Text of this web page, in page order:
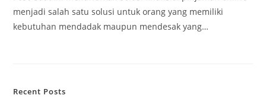
menjadi salah satu solusi untuk orang yang memiliki
kebutuhan mendadak maupun mendesak yang…
Recent Posts